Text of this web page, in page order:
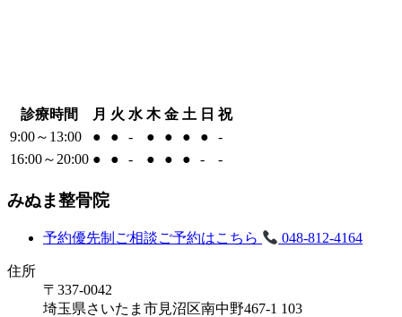
診療時間 月 火 水 木 金 土 日 祝
9:00～13:00
● ● - ● ● ● ●
-
16:00～20:00 ● ● - ● ● ● - -
みぬま整骨院
予約優先制 ご相談ご予約はこちら 048-812-4164
住所
〒337-0042
埼玉県さいたま市見沼区南中野467-1 103